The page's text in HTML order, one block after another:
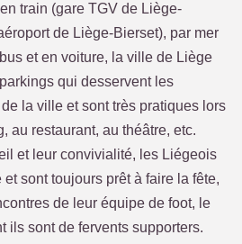
train (gare TGV de Liège-
de Liège-Bierset), par mer
et en voiture, la ville de Liège
qui desservent les
la ville et sont très pratiques lors
au restaurant, au théâtre, etc.
et leur convivialité, les Liégeois
sont toujours prêt à faire la fête,
de leur équipe de foot, le
ils sont de fervents supporters.